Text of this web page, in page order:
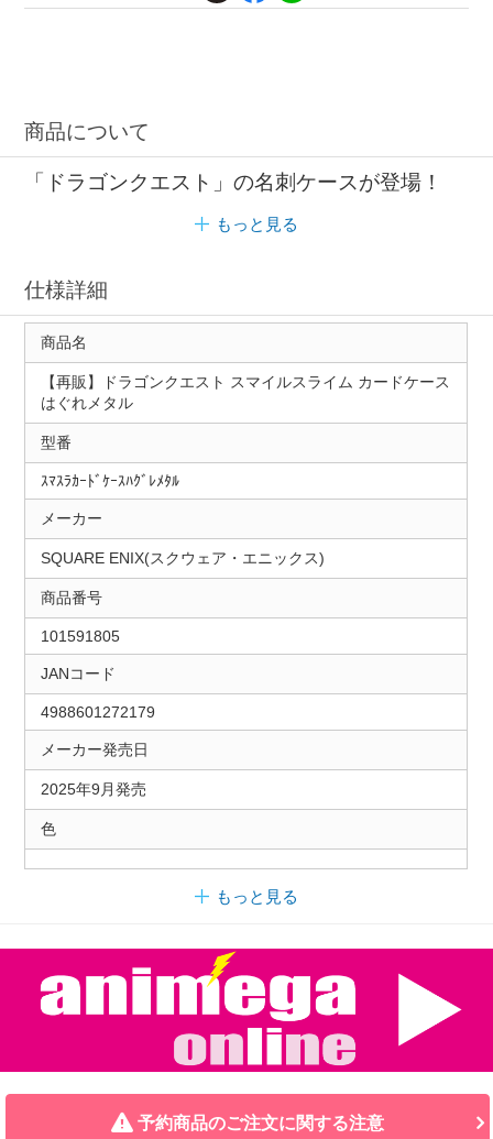
商品について
「ドラゴンクエスト」の名刺ケースが登場！
もっと見る
仕様詳細
商品名
【再販】ドラゴンクエスト スマイルスライム カードケース
はぐれメタル
型番
ｽﾏｽﾗｶｰﾄﾞｹｰｽﾊｸﾞﾚﾒﾀﾙ
メーカー
SQUARE ENIX(スクウェア・エニックス)
商品番号
101591805
JANコード
4988601272179
メーカー発売日
2025年9月発売
色
もっと見る
予約商品のご注文に関する注意